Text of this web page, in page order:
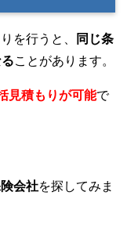
を行うと、
同じ条
ことがあります。
見積もりが可能で
会社を探してみま